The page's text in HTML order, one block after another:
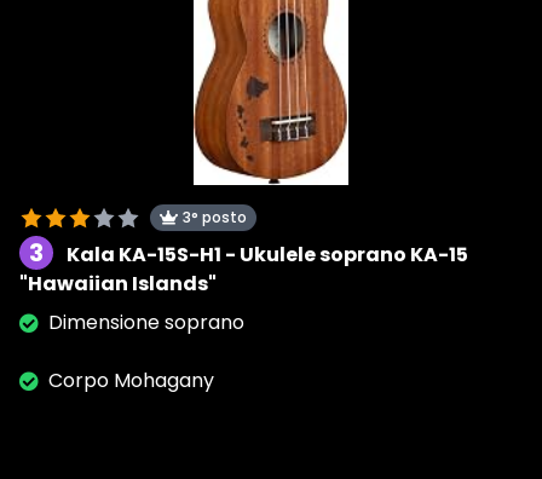
3° posto
3
Kala KA-15S-H1 - Ukulele soprano KA-15
"Hawaiian Islands"
Dimensione soprano
Corpo Mohagany